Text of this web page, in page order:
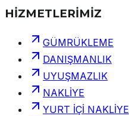
HİZMETLERİMİZ
GÜMRÜKLEME
DANIŞMANLIK
UYUŞMAZLIK
NAKLİYE
YURT İÇİ NAKLİYE